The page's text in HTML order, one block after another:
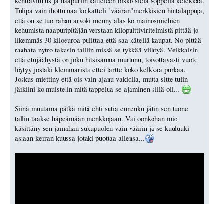
Tulipa vain ihottumaa ko katteli "väärän"merkkisien hintalappuja,
että on se tuo rahan arvoki menny alas ko mainosmiehien
kehumista naapuripitäjän verstaan kilopulttiviritelmistä pittää jo
likemmäs 30 kiloeuroa pulittaa että saa kätellä kaupat. No pittää
raahata nytro takasin talliin missä se tykkää viihtyä. Veikkaisin
että etujäähystä on joku hitsisauma murtunu, toivottavasti vuoto
löytyy jostaki klemmarista ettei tartte koko kelkkaa purkaa.
Joskus miettiny että ois vain ajanu vakiolla, mutta sitte tulin
järkiini ko muistelin mitä tappelua se ajaminen sillä oli...
Siinä muutama pätkä mitä ehti sutia ennenku jätin sen tuone
tallin taakse häpeämään menkkojaan. Vai oonkohan mie
käsittäny sen jamahan sukupuolen vain väärin ja se kuuluuki
asiaan kerran kuussa jotaki puottaa allensa...